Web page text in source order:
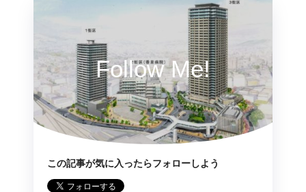
Follow Me!
この記事が気に入ったらフォローしよう